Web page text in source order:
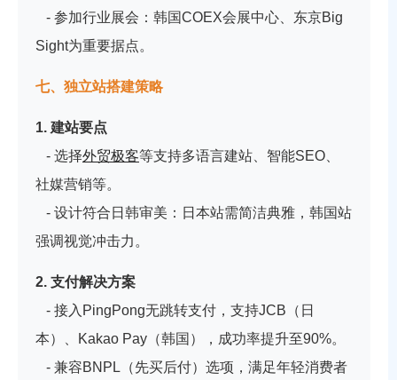
- 参加行业展会：韩国COEX会展中心、东京Big
Sight为重要据点。
七、独立站搭建策略
1. 建站要点
- 选择外贸极客等支持多语言建站、智能SEO、
社媒营销等。
- 设计符合日韩审美：日本站需简洁典雅，韩国站
强调视觉冲击力。
2. 支付解决方案
- 接入PingPong无跳转支付，支持JCB（日
本）、Kakao Pay（韩国），成功率提升至90%。
- 兼容BNPL（先买后付）选项，满足年轻消费者